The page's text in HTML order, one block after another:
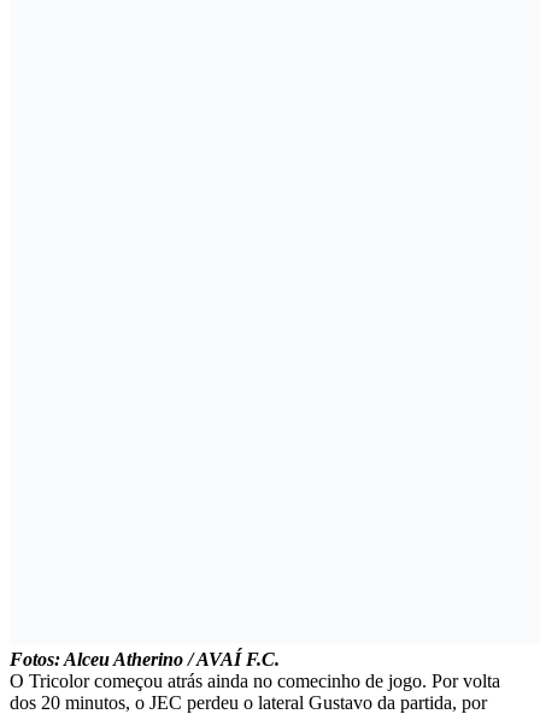
Fotos: Alceu Atherino / AVAÍ F.C.
O Tricolor começou atrás ainda no comecinho de jogo. Por volta
dos 20 minutos, o JEC perdeu o lateral Gustavo da partida, por